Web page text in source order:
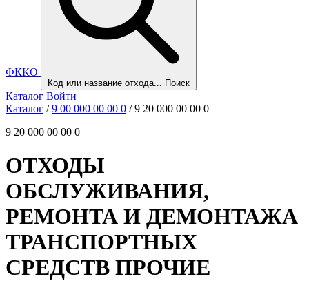
ФККО
Код или название отхода... Поиск
Каталог Войти
Каталог / 9 00 000 00 00 0 / 9 20 000 00 00 0
9 20 000 00 00 0
ОТХОДЫ
ОБСЛУЖИВАНИЯ,
РЕМОНТА И ДЕМОНТАЖА
ТРАНСПОРТНЫХ
СРЕДСТВ ПРОЧИЕ